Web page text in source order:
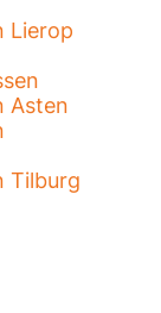
Lierop
Asten
Tilburg